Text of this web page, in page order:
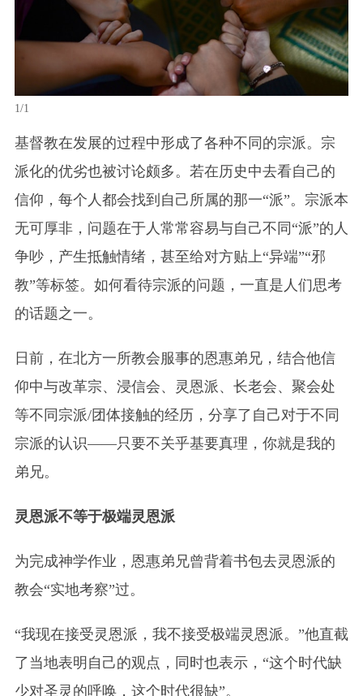
1/1
基督教在发展的过程中形成了各种不同的宗派。宗
派化的优劣也被讨论颇多。若在历史中去看自己的
信仰，每个人都会找到自己所属的那一“派”。宗派本
无可厚非，问题在于人常常容易与自己不同“派”的人
争吵，产生抵触情绪，甚至给对方贴上“异端”“邪
教”等标签。如何看待宗派的问题，一直是人们思考
的话题之一。
日前，在北方一所教会服事的恩惠弟兄，结合他信
仰中与改革宗、浸信会、灵恩派、长老会、聚会处
等不同宗派/团体接触的经历，分享了自己对于不同
宗派的认识——只要不关乎基要真理，你就是我的
弟兄。
灵恩派不等于极端灵恩派
为完成神学作业，恩惠弟兄曾背着书包去灵恩派的
教会“实地考察”过。
“我现在接受灵恩派，我不接受极端灵恩派。”他直截
了当地表明自己的观点，同时也表示，“这个时代缺
少对圣灵的呼唤，这个时代很缺”。